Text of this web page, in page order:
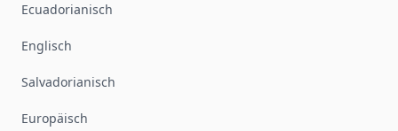
Ecuadorianisch
Englisch
Salvadorianisch
Europäisch